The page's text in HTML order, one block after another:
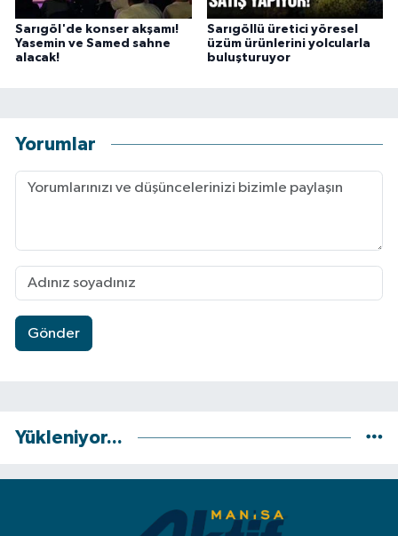
Sarıgöl'de konser akşamı!
Yasemin ve Samed sahne
alacak!
Sarıgöllü üretici yöresel
üzüm ürünlerini yolcularla
buluşturuyor
Yorumlar
Gönder
Yükleniyor...